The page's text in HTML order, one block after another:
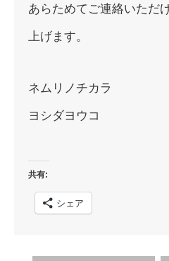
あらためてご連絡いただ
上げます。
ネムリノチカラ
ヨシダヨウコ
共有:
シェア